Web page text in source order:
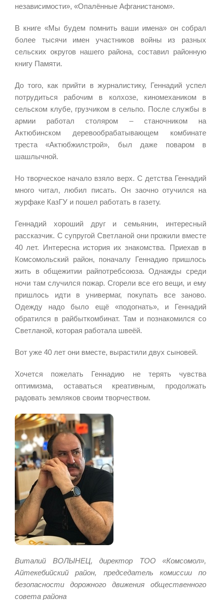
независимости», «Опалённые Афганистаном».
В книге «Мы будем помнить ваши имена» он собрал
более тысячи имен участников войны из разных
сельских округов нашего района, составил районную
книгу Памяти.
До того, как прийти в журналистику, Геннадий успел
потрудиться рабочим в колхозе, киномехаником в
сельском клубе, грузчиком в сельпо. После службы в
армии работал столяром – станочником на
Актюбинском деревообрабатывающем комбинате
треста «Актюбжилстрой», был даже поваром в
шашлычной.
Но творческое начало взяло верх. С детства Геннадий
много читал, любил писать. Он заочно отучился на
журфаке КазГУ и пошел работать в газету.
Геннадий хороший друг и семьянин, интересный
рассказчик. С супругой Светланой они прожили вместе
40 лет. Интересна история их знакомства. Приехав в
Комсомольский район, поначалу Геннадию пришлось
жить в общежитии райпотребсоюза. Однажды среди
ночи там случился пожар. Сгорели все его вещи, и ему
пришлось идти в универмаг, покупать все заново.
Одежду надо было ещё «подогнать», и Геннадий
обратился в райбыткомбинат. Там и познакомился со
Светланой, которая работала швеёй.
Вот уже 40 лет они вместе, вырастили двух сыновей.
Хочется пожелать Геннадию не терять чувства
оптимизма, оставаться креативным, продолжать
радовать земляков своим творчеством.
Виталий ВОЛЫНЕЦ, директор ТОО «Комсомол»,
Айтекебийский район, председатель комиссии по
безопасности дорожного движения общественного
совета района